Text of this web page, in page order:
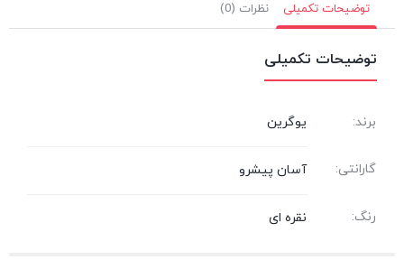
توضیحات تکمیلی نظرات (0)
توضیحات تکمیلی
برند: یوگرین
گارانتی: آسان پیشرو
رنگ: نقره ای